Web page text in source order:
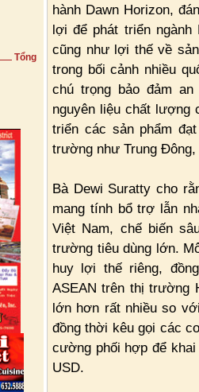
Tổng
hành Dawn Horizon,
lợi để phát triển
cũng như lợi thế về
trong bối cảnh nhiều
chú trọng bảo đảm
nguyên liệu chất lượng
triển các sản phẩm
trường như Trung
Bà Dewi Suratty cho
mang tính bổ trợ lẫn
Việt Nam, chế biến
trường tiêu dùng lớn.
huy lợi thế riêng,
ASEAN trên thị trường
lớn hơn rất nhiều so
đồng thời kêu gọi các
cường phối hợp để
USD.